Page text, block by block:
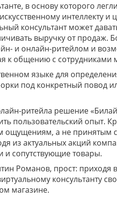
в основу которого
интеллекту
консультант может
выручку от продаж.
и онлайн-ритейлом и
к общению с сотрудниками
языке для
под конкретный повод
ритейла решение
пользовательский опыт.
ощущениям, а не принятым
из актуальных акций
и сопутствующие товары.
Романов, прост: приходя
консультанту
магазине.